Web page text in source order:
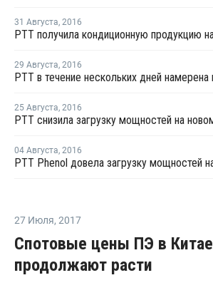
31 Августа, 2016
29 Августа, 2016
25 Августа, 2016
04 Августа, 2016
27 Июля, 2017
Спотовые цены ПЭ в Китае
продолжают расти